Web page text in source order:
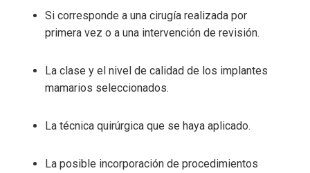
Si corresponde a una cirugía realizada por
primera vez o a una intervención de revisión.
La clase y el nivel de calidad de los implantes
mamarios seleccionados.
La técnica quirúrgica que se haya aplicado.
La posible incorporación de procedimientos